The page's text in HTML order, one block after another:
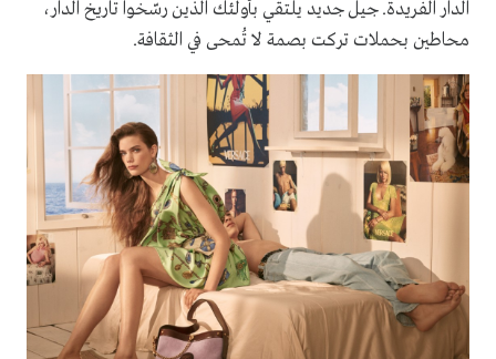
الدار الفريدة. جيل جديد يلتقي بأولئك الذين رسّخوا تاريخ الدار،
محاطين بحملات تركت بصمة لا تُمحى في الثقافة.